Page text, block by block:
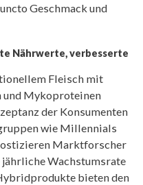
Geschmack und
Nährwerte, verbesserte
Fleisch mit
und Mykoproteinen
der Konsumenten
wie Millennials
Marktforscher
Wachstumsrate
bieten den